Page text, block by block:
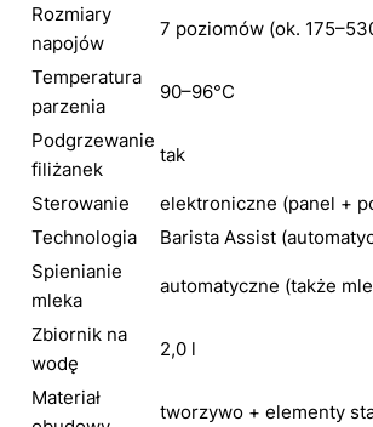
Rozmiary
napojów
7 poziomów (ok.
Temperatura
parzenia
90–96°C
Podgrzewanie
filiżanek
tak
Sterowanie
elektroniczne (panel +
Technologia
Barista Assist
Spienianie
mleka
automatyczne (także
Zbiornik na
wodę
2,0 l
Materiał
tworzywo + elementy